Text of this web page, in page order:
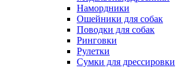
Намордники
Ошейники для собак
Поводки для собак
Ринговки
Рулетки
Сумки для дрессировки